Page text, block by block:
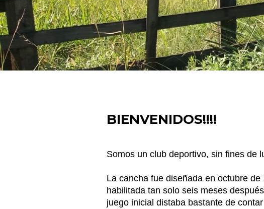
BIENVENIDOS!!!!
Somos un club deportivo, sin fines de
La cancha fue diseñada en octubre
habilitada tan solo seis meses
juego inicial distaba bastante de